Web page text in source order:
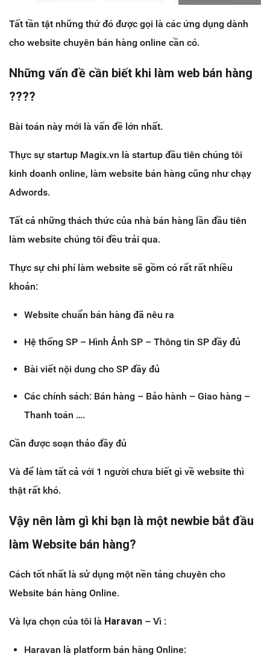
Tất tần tật những thứ đó được gọi là các ứng dụng dành
cho website chuyên bán hàng online cần có.
Những vấn đề cần biết khi làm web bán hàng
????
Bài toán này mới là vấn đề lớn nhất.
Thực sự startup Magix.vn là startup đầu tiên chúng tôi
kinh doanh online, làm website bán hàng cũng như chạy
Adwords.
Tất cả những thách thức của nhà bán hàng lần đầu tiên
làm website chúng tôi đều trải qua.
Thực sự chi phí làm website sẽ gồm có rất rất nhiều
khoản:
Website chuẩn bán hàng đã nêu ra
Hệ thống SP – Hình Ảnh SP – Thông tin SP đầy đủ
Bài viết nội dung cho SP đầy đủ
Các chính sách: Bán hàng – Bảo hành – Giao hàng –
Thanh toán ….
Cần được soạn thảo đầy đủ
Và để làm tất cả với 1 người chưa biết gì về website thì
thật rất khó.
Vậy nên làm gì khi bạn là một newbie bắt đầu
làm Website bán hàng?
Cách tốt nhất là sử dụng một nền tảng chuyên cho
Website bán hàng Online.
Và lựa chọn của tôi là Haravan – Vì :
Haravan là platform bán hàng Online: